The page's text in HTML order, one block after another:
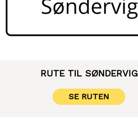
RUTE TIL SØNDERVIG
SE RUTEN